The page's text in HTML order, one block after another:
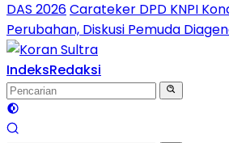
DAS 2026Carateker DPD KNPI
Perubahan, Diskusi Pemuda
IndeksRedaksi